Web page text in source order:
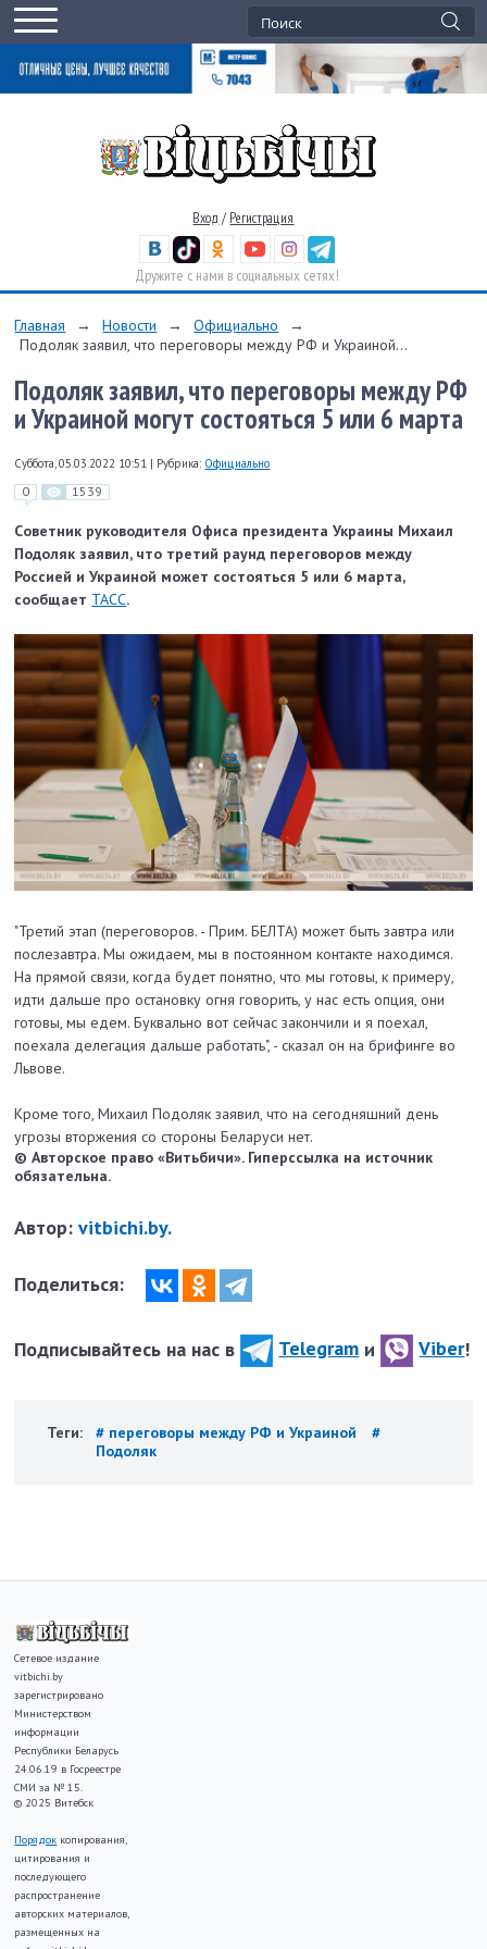
Вход / Регистрация
Дружите с нами в социальных сетях!
Главная → Новости → Официально
→
Подоляк заявил, что переговоры между РФ и Украиной...
Подоляк заявил, что переговоры между РФ
и Украиной могут состояться 5 или 6 марта
Суббота, 05.03.2022 10:51 | Рубрика: Официально
0 1539
Cоветник руководителя Офиса президента Украины Михаил
Подоляк заявил, что третий раунд переговоров между
Россией и Украиной может состояться 5 или 6 марта,
сообщает ТАСС.
"Третий этап (переговоров. - Прим. БЕЛТА) может быть завтра или
послезавтра. Мы ожидаем, мы в постоянном контакте находимся.
На прямой связи, когда будет понятно, что мы готовы, к примеру,
идти дальше про остановку огня говорить, у нас есть опция, они
готовы, мы едем. Буквально вот сейчас закончили и я поехал,
поехала делегация дальше работать", - сказал он на брифинге во
Львове.
Кроме того, Михаил Подоляк заявил, что на сегодняшний день
угрозы вторжения со стороны Беларуси нет.
© Авторское право «Витьбичи». Гиперссылка на источник
обязательна.
Автор:vitbichi.by.
Поделиться:
Подписывайтесь на нас в Telegram и Viber!
Теги: # переговоры между РФ и Украиной
#
Подоляк
Сетевое издание
vitbichi.by
зарегистрировано
Министерством
информации
Республики Беларусь
24.06.19 в Госреестре
СМИ за № 15.
© 2025 Витебск
Порядок копирования,
цитирования и
последующего
распространение
авторских материалов,
размещенных на